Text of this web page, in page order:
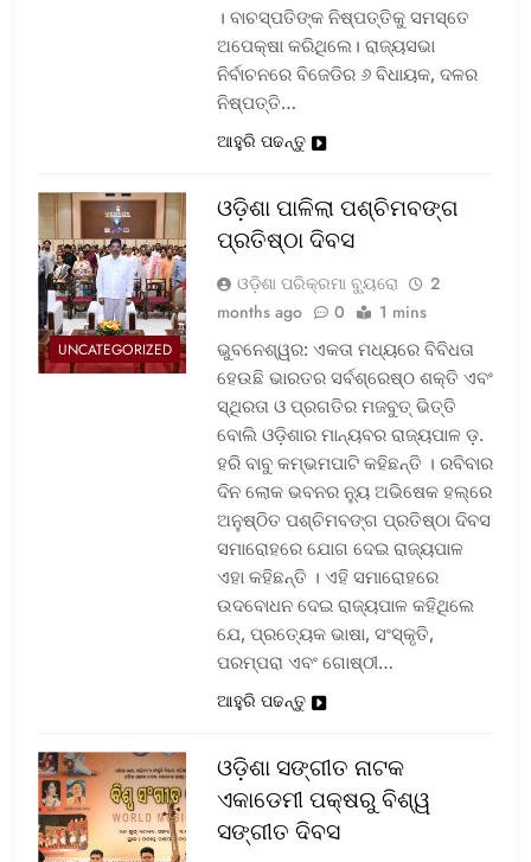
। ବାଚସ୍ପତିଙ୍କ ନିଷ୍ପତ୍ତିକୁ ସମସ୍ତେ
ଅପେକ୍ଷା କରିଥିଲେ। ରାଜ୍ୟସଭା
ନିର୍ବାଚନରେ ବିଜେଡିର ୬ ବିଧାୟକ, ଦଳର
ନିଷ୍ପତ୍ତି…
ଆହୁରି ପଢନ୍ତୁ
UNCATEGORIZED
ଓଡ଼ିଶା ପାଳିଲା ପଶ୍ଚିମବଙ୍ଗ
ପ୍ରତିଷ୍ଠା ଦିବସ
ଓଡ଼ିଶା ପରିକ୍ରମା ବ୍ୟୁରୋ
2
months ago
0 1 mins
ଭୁବନେଶ୍ୱର: ଏକତା ମଧ୍ୟରେ ବିବିଧତା
ହେଉଛି ଭାରତର ସର୍ବଶ୍ରେଷ୍ଠ ଶକ୍ତି ଏବଂ
ସ୍ଥିରତା ଓ ପ୍ରଗତିର ମଜବୁତ୍ ଭିତ୍ତି
ବୋଲି ଓଡ଼ିଶାର ମାନ୍ୟବର ରାଜ୍ୟପାଳ ଡ଼.
ହରି ବାବୁ କମ୍ଭମପାଟି କହିଛନ୍ତି । ରବିବାର
ଦିନ ଲୋକ ଭବନର ନ୍ୟୁ ଅଭିଷେକ ହଲ୍‌ରେ
ଅନୁଷ୍ଠିତ ପଶ୍ଚିମବଙ୍ଗ ପ୍ରତିଷ୍ଠା ଦିବସ
ସମାରୋହରେ ଯୋଗ ଦେଇ ରାଜ୍ୟପାଳ
ଏହା କହିଛନ୍ତି । ଏହି ସମାରୋହରେ
ଉଦବୋଧନ ଦେଇ ରାଜ୍ୟପାଳ କହିଥିଲେ
ଯେ, ପ୍ରତ୍ୟେକ ଭାଷା, ସଂସ୍କୃତି,
ପରମ୍ପରା ଏବଂ ଗୋଷ୍ଠୀ…
ଆହୁରି ପଢନ୍ତୁ
ଓଡ଼ିଶା ସଙ୍ଗୀତ ନାଟକ
ଏକାଡେମୀ ପକ୍ଷରୁ ବିଶ୍ୱ
ସଙ୍ଗୀତ ଦିବସ